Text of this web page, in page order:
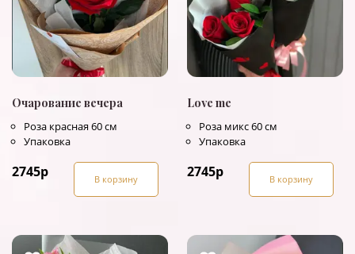
Очарование вечера
Роза красная 60 см
Упаковка
2745р В корзину
Love me
Роза микс 60 см
Упаковка
2745р В корзину